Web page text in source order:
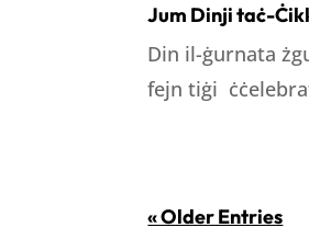
Jum Dinji taċ-
Din il-ġurnata
fejn tiġi
« Older Entries